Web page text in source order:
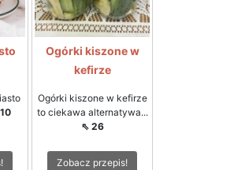
Ogórki kiszone w
kefirze
Ogórki kiszone w kefirze
to ciekawa alternatywa...
⇖ 26
Zobacz przepis!